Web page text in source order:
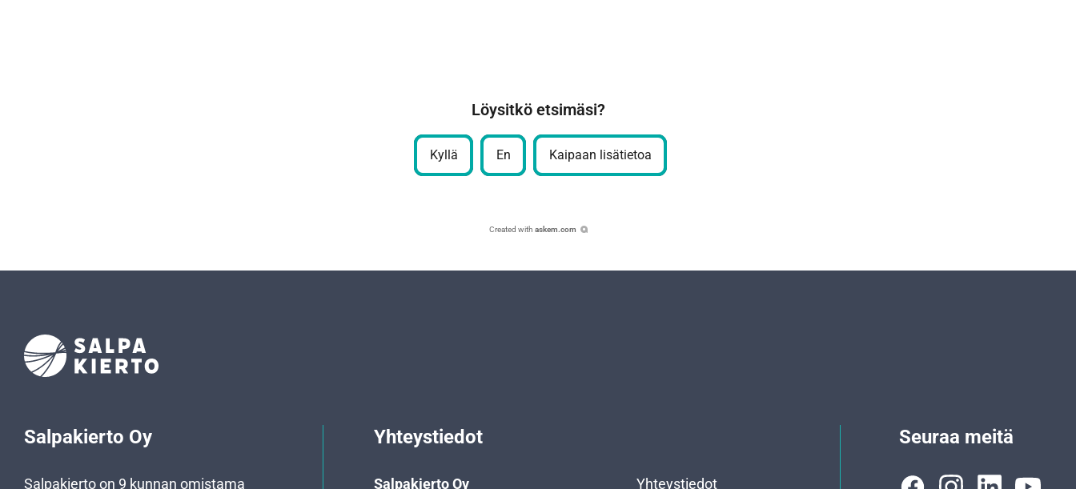
Löysitkö etsimäsi?
Kyllä En Kaipaan lisätietoa
Created with askem.com
Salpakierto Oy
Salpakierto on 9 kunnan omistama
Yhteystiedot
Salpakierto Oy Yhteystiedot
Seuraa meitä